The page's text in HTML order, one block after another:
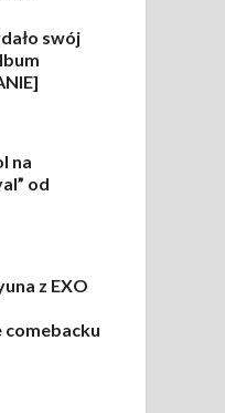
swój
na
od
z EXO
comebacku